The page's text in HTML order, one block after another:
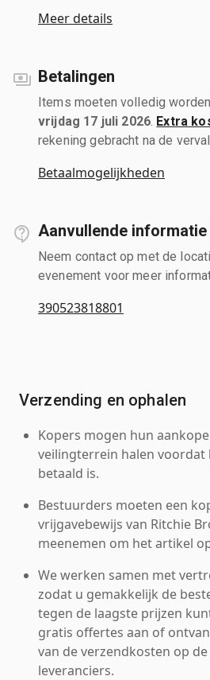
Meer details
Betalingen
Items moeten volledig
vrijdag 17 juli 2026 Extra
rekening gebracht na de
Betaalmogelijkheden
Aanvullende
Neem contact op met de
evenement voor meer
390523818801
Verzending en ophalen
Kopers mogen hun
veilingterrein halen
betaald is.
Bestuurders moeten een
vrijgavebewijs van Ritchie
meenemen om het artikel
We werken samen met
zodat u gemakkelijk de
tegen de laagste prijzen
gratis offertes aan of
van de verzendkosten op
leveranciers.